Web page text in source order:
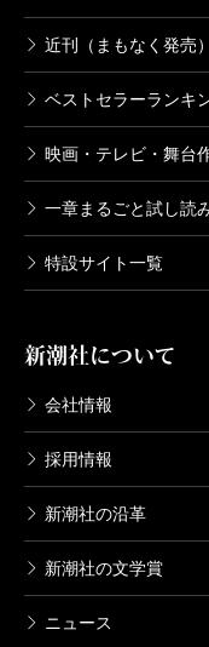
近刊（まもなく発売）
ベストセラーランキ
映画・テレビ・舞台
一章まるごと試し読
特設サイト一覧
新潮社について
会社情報
採用情報
新潮社の沿革
新潮社の文学賞
ニュース